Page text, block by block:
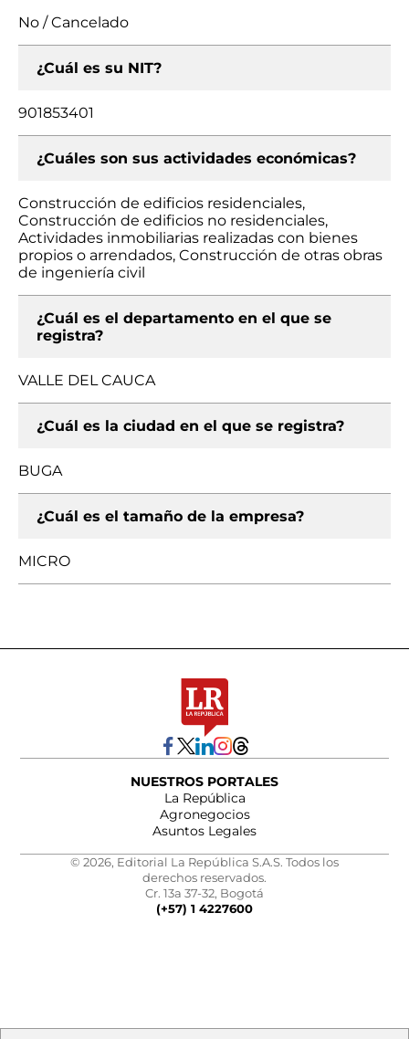
No / Cancelado
¿Cuál es su NIT?
901853401
¿Cuáles son sus actividades económicas?
Construcción de edificios residenciales,
Construcción de edificios no residenciales,
Actividades inmobiliarias realizadas con bienes
propios o arrendados, Construcción de otras obras
de ingeniería civil
¿Cuál es el departamento en el que se
registra?
VALLE DEL CAUCA
¿Cuál es la ciudad en el que se registra?
BUGA
¿Cuál es el tamaño de la empresa?
MICRO
NUESTROS PORTALES
La República
Agronegocios
Asuntos Legales
© 2026, Editorial La República S.A.S. Todos los
derechos reservados.
Cr. 13a 37-32, Bogotá
(+57) 1 4227600